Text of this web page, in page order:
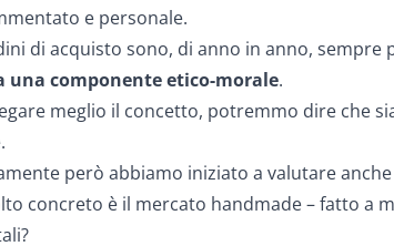
e personale.
di acquisto sono, di anno in anno, sempre
una componente etico-morale.
meglio il concetto, potremmo dire che
però abbiamo iniziato a valutare
concreto è il mercato handmade– fatto a